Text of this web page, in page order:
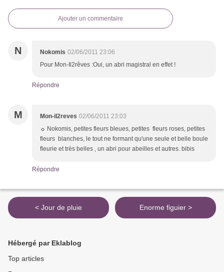
Ajouter un commentaire
N Nokomis 02/06/2011 23:06
Pour Mon-Il2rêves :Oui, un abri magistral en effet !
Répondre
M Mon-il2reves 02/06/2011 23:03
☼ Nokomis, petites fleurs bleues, petites fleurs roses, petites
fleurs blanches, le tout ne formant qu'une seule et belle boule
fleurie et très belles , un abri pour abeilles et autres. bibis
Répondre
< Jour de pluie Enorme figuier >
Hébergé par Eklablog
Top articles